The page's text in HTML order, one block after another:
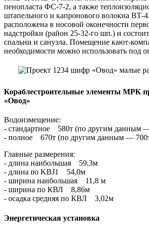
пенопласта ФС-7-2, а также
штапельного и капронового волокна ВТ-
расположена в носовой оконечности
надстройки (район 25-32-го шп.) и
спальни и санузла. Помещение кают-
необходимости можно использовать под
Кораблестроительные элементы МРК
«Овод»
Водоизмещение:
- стандартное 580т (по другим данным
- полное 670т (по другим данным —
Главные размерения:
- длина наибольшая 59,3м
- длина no KBJ1 54,0м
- ширина наибольшая 11,8 м
- ширина по КВЛ 8,86м
- осадка средняя по КВЛ 3,02м
Энергетическая установка